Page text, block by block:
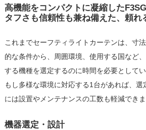
高機能をコンパクトに凝縮した
タフさも信頼性も兼ね備えた、頼れ
これまでセーフティライトカーテンは、寸
的な条件から、周囲環境、使用する国など
する機種を選定するのに時間を必要としてい
もし多様な環境に対応する1台があれば、選
には設置やメンテナンスの工数も軽減できま
機器選定・設計